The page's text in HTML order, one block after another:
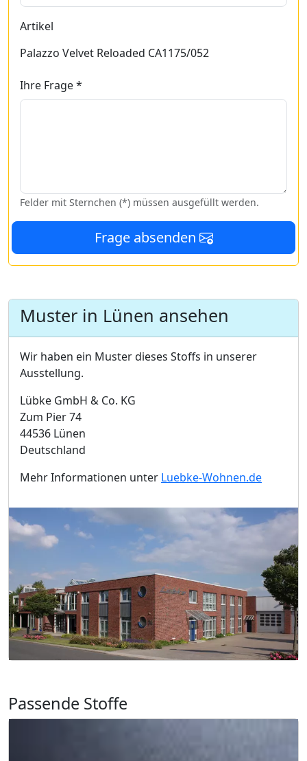
Artikel
Palazzo Velvet Reloaded CA1175/052
Ihre Frage *
Felder mit Sternchen (*) müssen ausgefüllt werden.
Frage absenden
Muster in Lünen ansehen
Wir haben ein Muster dieses Stoffs in unserer
Ausstellung.
Lübke GmbH & Co. KG
Zum Pier 74
44536 Lünen
Deutschland
Mehr Informationen unter Luebke-Wohnen.de
Passende Stoffe